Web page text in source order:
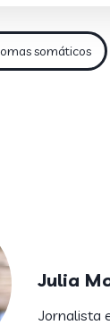
somáticos
Julia
Jornalista